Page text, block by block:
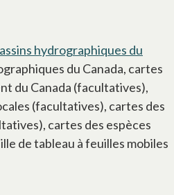
hydrographiques du
du Canada, cartes
du Canada (facultatives),
(facultatives), cartes des
cartes des espèces
de tableau à feuilles mobiles